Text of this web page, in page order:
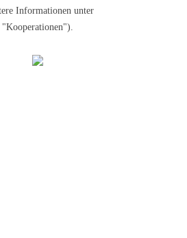
Informationen unter
"Kooperationen").